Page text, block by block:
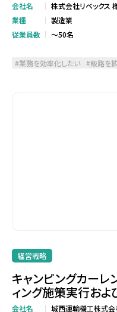
会社名
株式会社リベックス
業種
製造業
従業員数
～50名
業務を効率化したい 販路を
経営戦略
キャンピングカーレ
ィング施策実行お
会社名 城西運輸機工株式会